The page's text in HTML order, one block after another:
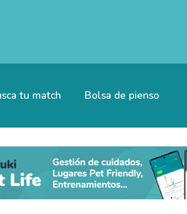
tu match Bolsa de pienso